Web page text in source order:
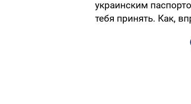
украинским
тебя принять. Как,